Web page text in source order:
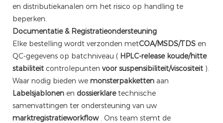
en distributiekanalen om het risico op handling te
beperken.
Documentatie & Registratieondersteuning
Elke bestelling wordt verzonden metCOA/MSDS/TDS en
QC-gegevens op batchniveau ( HPLC-release koude/hitte
stabiliteit controlepunten voor suspensibiliteit/viscositeit ).
Waar nodig bieden we monsterpakketten aan
Labelsjablonen en dossierklaretechnische
samenvattingen ter ondersteuning van uw
marktregistratieworkflow. Ons team stemt de